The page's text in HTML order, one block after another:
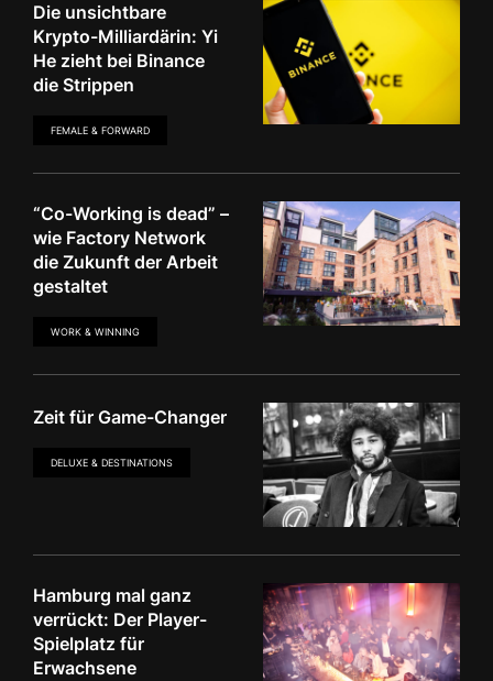
Die unsichtbare
Krypto-Milliardärin: Yi
He zieht bei Binance
die Strippen
FEMALE & FORWARD
“Co-Working is dead” –
wie Factory Network
die Zukunft der Arbeit
gestaltet
WORK & WINNING
Zeit für Game-Changer
DELUXE & DESTINATIONS
Hamburg mal ganz
verrückt: Der Player-
Spielplatz für
Erwachsene